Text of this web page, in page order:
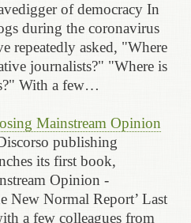
of democracy In
during the coronavirus
repeatedly asked, "Where
journalists?" "Where is
With a few…
Mainstream Opinion
publishing
its first book,
Opinion -
New Normal Report’ Last
a few colleagues from